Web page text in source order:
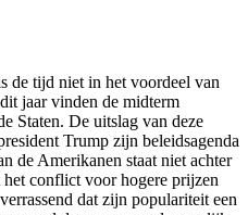
de tijd niet in het voordeel van
jaar vinden de midterm
Staten. De uitslag van deze
Trump zijn beleidsagenda
de Amerikanen staat niet achter
conflict voor hogere prijzen
dat zijn populariteit een